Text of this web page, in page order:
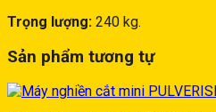
Trọng lượng: 240 kg.
Sản phẩm tương tự